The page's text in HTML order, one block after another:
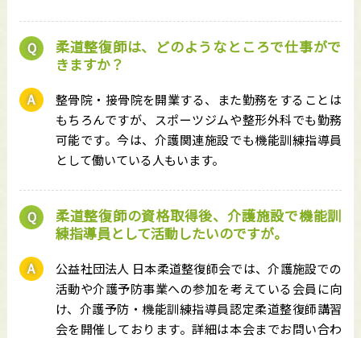
柔道整復師は、どのようなところで仕事がで
きますか？
整骨院・接骨院を開業する、また勤務をすることは
もちろんですが、スポーツジムや整形外科でも勤務
可能です。今は、介護関連施設でも機能訓練指導員
として働いている人もいます。
柔道整復師の資格取得後、介護施設で機能訓
練指導員として活動したいのですが。
公益社団法人 日本柔道整復師会では、介護施設での
活動や介護予防事業への参加を考えている会員に向
け、介護予防・機能訓練指導員認定柔道整復師講習
会を開催しております。詳細は本会までお問い合わ